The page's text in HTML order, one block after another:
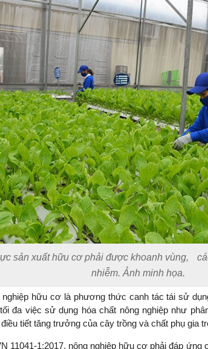
sản xuất hữu cơ phải được khoanh vùng,
nhiễm. Ảnh minh họa.
nghiệp hữu cơ là phương thức canh tác tái sử
đa việc sử dụng hóa chất nông nghiệp như
tiết tăng trưởng của cây trồng và chất phụ gia
11041-1:2017, nông nghiệp hữu cơ phải đáp ứng